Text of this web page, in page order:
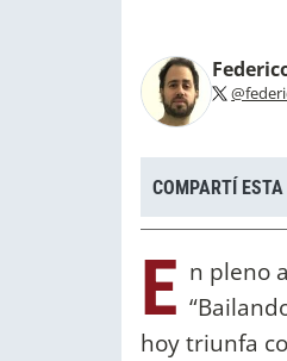
COMPARTÍ ESTA
E n pleno
hoy triunfa